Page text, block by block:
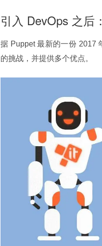
引入 DevOps 之后
据 Puppet 最新的一份 2017
的挑战，并提供多个优点。